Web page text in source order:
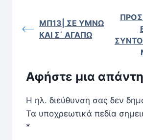
ΜΠ13| ΣΕ ΥΜΝΩ
ΚΑΙ Σ΄ ΑΓΑΠΩ
Αφήστε μια
Η ηλ. διεύθυνση σας δεν
Τα υποχρεωτικά πεδία
*